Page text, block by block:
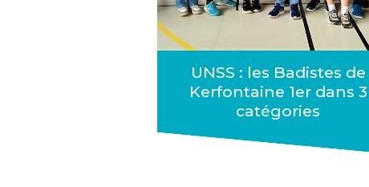
UNSS : les Badistes de
Kerfontaine 1er dans 3
catégories